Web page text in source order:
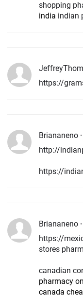
shopping
india indian
https://
Briananeno
http://
https://
Briananeno
https://
stores
canadian
pharmacy
canada